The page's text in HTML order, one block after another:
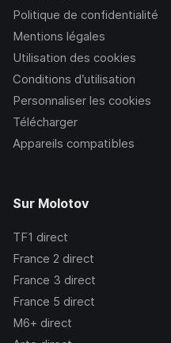
Politique de confidentialité
Mentions légales
Utilisation des cookies
Conditions d’utilisation
Personnaliser les cookies
Télécharger
Appareils compatibles
Sur Molotov
TF1 direct
France 2 direct
France 3 direct
France 5 direct
M6+ direct